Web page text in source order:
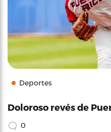
Deportes
Doloroso revés de
0